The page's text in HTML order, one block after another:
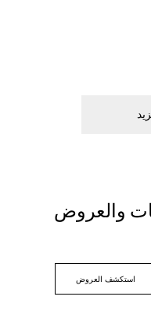
ﻭاﻟﻌﺮﻭﺽ
اﺳﺘﻜﺸﻒ اﻟﻌﺮﻭﺽ